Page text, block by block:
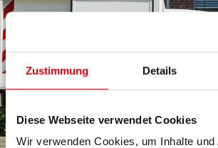
Zustimmung Details
Diese Webseite verwendet Cookies
Wir verwenden Cookies, um Inhalte und